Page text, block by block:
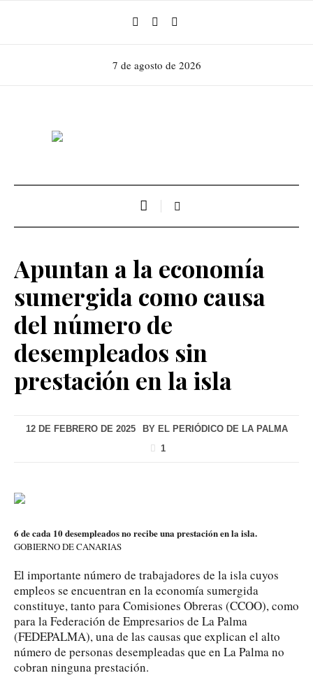
7 de agosto de 2026
Apuntan a la economía
sumergida como causa
del número de
desempleados sin
prestación en la isla
12 DE FEBRERO DE 2025 BY EL PERIÓDICO DE LA PALMA
1
6 de cada 10 desempleados no recibe una prestación en la isla.
GOBIERNO DE CANARIAS
El importante número de trabajadores de la isla cuyos
empleos se encuentran en la economía sumergida
constituye, tanto para Comisiones Obreras (CCOO), como
para la Federación de Empresarios de La Palma
(FEDEPALMA), una de las causas que explican el alto
número de personas desempleadas que en La Palma no
cobran ninguna prestación.